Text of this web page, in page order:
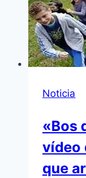
Noticia
«Bos
vídeo
que